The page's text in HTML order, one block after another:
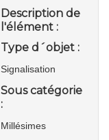
Description de
l'élément :
Type d´objet :
Signalisation
Sous catégorie
:
Millésimes